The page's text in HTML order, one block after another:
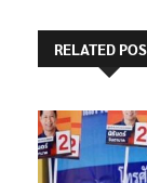
RELATED